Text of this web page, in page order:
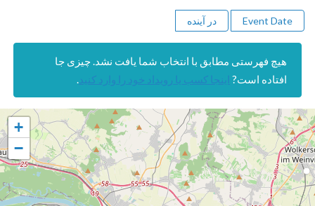
Event Date در آینده
هیچ فهرستی مطابق با انتخاب شما یافت نشد. چیزی جا
افتاده است? اینجا کسب یا رویداد خود را وارد کنید.
+
−